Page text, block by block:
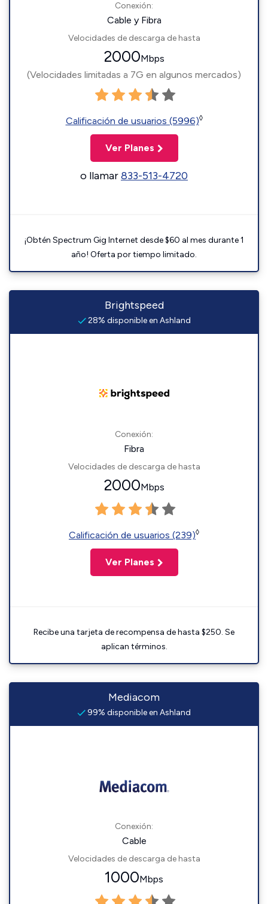
Conexión:
Cable y Fibra
Velocidades de descarga de hasta
2000Mbps
(Velocidades limitadas a 7G en algunos mercados)
Calificación de usuarios (5996)◊
Ver Planes
o llamar833-513-4720
¡Obtén Spectrum Gig Internet desde $60 al mes durante 1
año! Oferta por tiempo limitado.
Brightspeed
28% disponible en Ashland
Conexión:
Fibra
Velocidades de descarga de hasta
2000Mbps
Calificación de usuarios (239)◊
Ver Planes
Recibe una tarjeta de recompensa de hasta $250. Se
aplican términos.
Mediacom
99% disponible en Ashland
Conexión:
Cable
Velocidades de descarga de hasta
1000Mbps